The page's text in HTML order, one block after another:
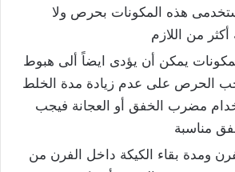
هذه المكونات بحرص ولا
من اللازم
يمكن أن يؤدى ايضاً ألى هبوط
الحرص على عدم زيادة مدة الخلط
مضرب الخفق أو العجانة فيجب
مناسبة
ومدة بقاء الكيكة داخل الفرن من